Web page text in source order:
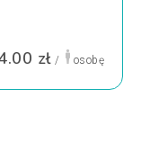
zł / osobę